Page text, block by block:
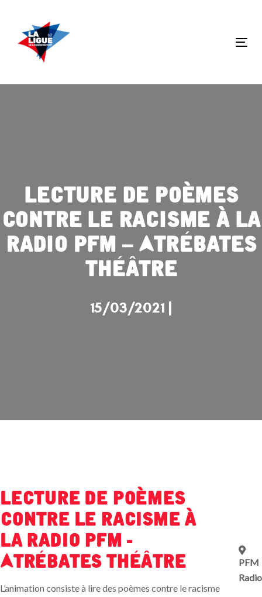
to
primary
navigation
to
Lecture de poèmes
contre le racisme à la
radio PFM – Atrébates
théâtre
15/03/2021 |
Lecture de poèmes
contre le racisme à
la radio PFM -
Atrébates théâtre
L’animation consiste à lire des poèmes contre le racisme
PFM
Radio